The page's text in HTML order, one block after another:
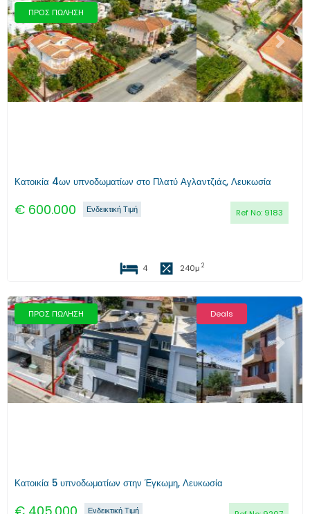
ΠΡΟΣ ΠΩΛΗΣΗ
Προηγούμενο Επόμενο
Κατοικία 4ων υπνοδωματίων στο Πλατύ Αγλαντζιάς, Λευκωσία
€ 600.000 Ref No: 9183
Ενδεικτική Τιμή
4 240μ 2
ΠΡΟΣ ΠΩΛΗΣΗ Deals
Προηγούμενο Επόμενο
Κατοικία 5 υπνοδωματίων στην Έγκωμη, Λευκωσία
Ενδεικτική Τιμή